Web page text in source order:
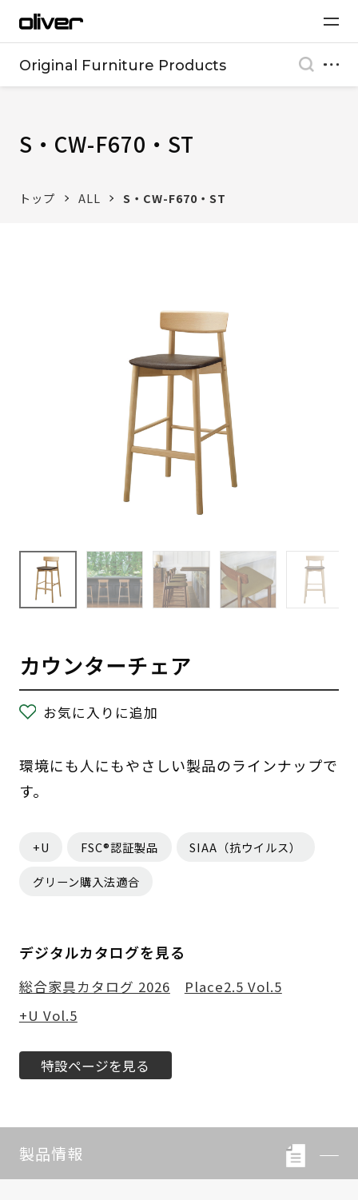
Original Furniture Products
S・CW-F670・ST
トップ ALL S・CW-F670・ST
カウンターチェア
お気に入りに追加
環境にも人にもやさしい製品のラインナップで
す。
+U FSC®認証製品 SIAA（抗ウイルス）
グリーン購入法適合
デジタルカタログを見る
総合家具カタログ 2026
Place2.5 Vol.5
+U Vol.5
特設ページを見る
製品情報